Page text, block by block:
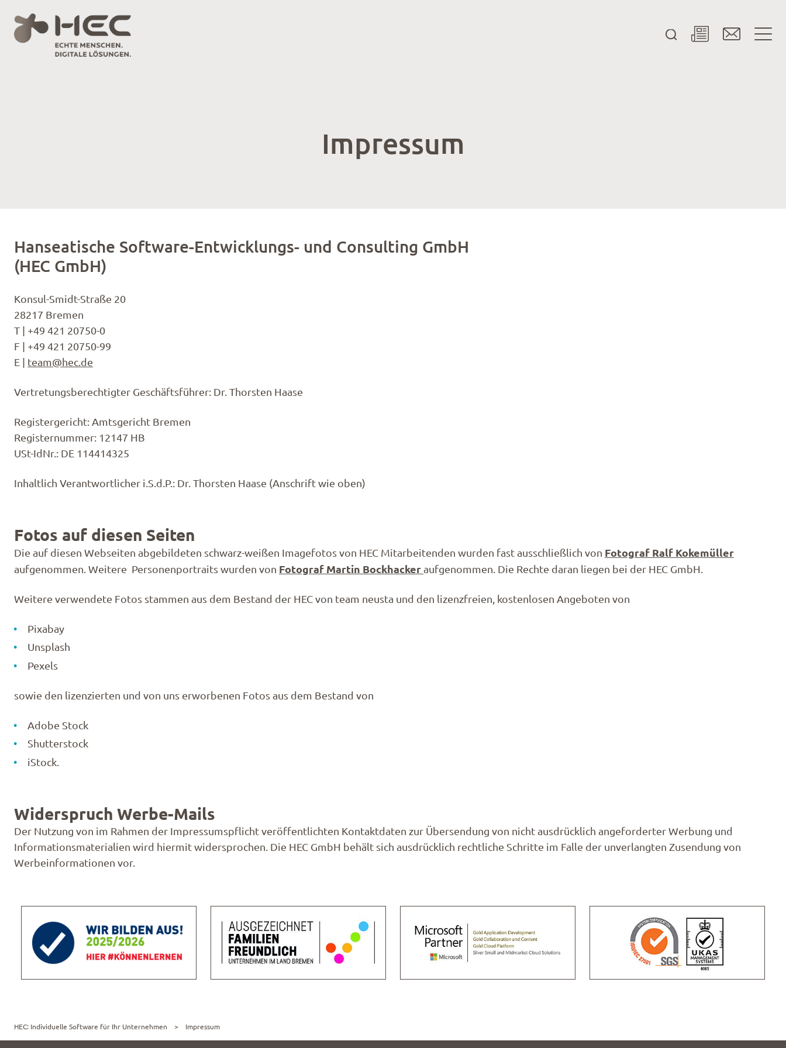
Impressum
Hanseatische Software-Entwicklungs- und Consulting GmbH
(HEC GmbH)
Konsul-Smidt-Straße 20
28217 Bremen
T | +49 421 20750-0
F | +49 421 20750-99
E | team@hec.de
Vertretungsberechtigter Geschäftsführer: Dr. Thorsten Haase
Registergericht: Amtsgericht Bremen
Registernummer: 12147 HB
USt-IdNr.: DE 114414325
Inhaltlich Verantwortlicher i.S.d.P.: Dr. Thorsten Haase (Anschrift wie oben)
Fotos auf diesen Seiten
Die auf diesen Webseiten abgebildeten schwarz-weißen Imagefotos von HEC Mitarbeitenden wurden fast ausschließlich von Fotograf Ralf Kokemüller
aufgenommen. Weitere Personenportraits wurden von Fotograf Martin Bockhacker aufgenommen. Die Rechte daran liegen bei der HEC GmbH.
Weitere verwendete Fotos stammen aus dem Bestand der HEC von team neusta und den lizenzfreien, kostenlosen Angeboten von
Pixabay
Unsplash
Pexels
sowie den lizenzierten und von uns erworbenen Fotos aus dem Bestand von
Adobe Stock
Shutterstock
iStock.
Widerspruch Werbe-Mails
Der Nutzung von im Rahmen der Impressumspflicht veröffentlichten Kontaktdaten zur Übersendung von nicht ausdrücklich angeforderter Werbung und
Informationsmaterialien wird hiermit widersprochen. Die HEC GmbH behält sich ausdrücklich rechtliche Schritte im Falle der unverlangten Zusendung von
Werbeinformationen vor.
HEC: Individuelle Software für Ihr Unternehmen Impressum